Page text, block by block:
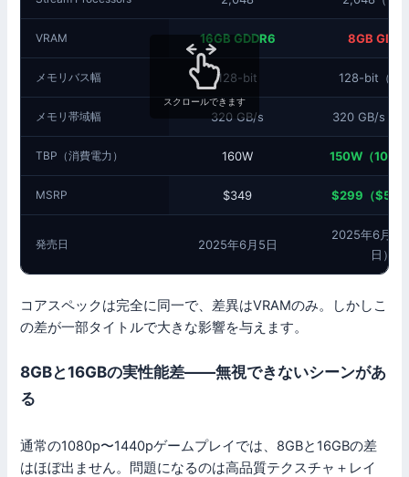
VRAM 16GB GDDR6 8GB
メモリバス幅 128-bit 128-bit（同
メモリ帯域幅 320 GB/s 320 GB/s（
TBP（消費電力） 160W 150W（10W
MSRP $349 $299（$50
発売日 2025年6月5日
2025年6月5
日）
スクロールできます
コアスペックは完全に同一で、差異はVRAMのみ。しかしこ
の差が一部タイトルで大きな影響を与えます。
8GBと16GBの実性能差——無視できないシーンがあ
る
通常の1080p〜1440pゲームプレイでは、8GBと16GBの差
はほぼ出ません。問題になるのは高品質テクスチャ＋レイ